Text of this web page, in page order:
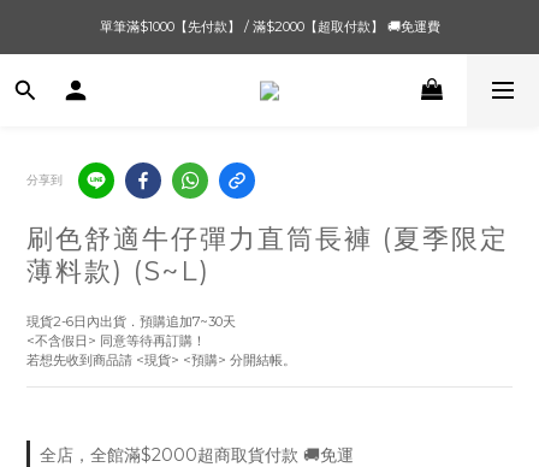
單筆滿$1000【先付款】 / 滿$2000【超取付款】 🚚免運費
單筆滿$1000【先付款】 / 滿$2000【超取付款】 🚚免運費
8/4 夏季最後新品💙20:00 IG直播價 【8/10收單】
分享到
刷色舒適牛仔彈力直筒長褲 (夏季限定
薄料款) (S~L)
現貨2-6日內出貨．預購追加7~30天
<不含假日> 同意等待再訂購！
若想先收到商品請 <現貨> <預購> 分開結帳。
全店，全館滿$2000超商取貨付款 🚚免運